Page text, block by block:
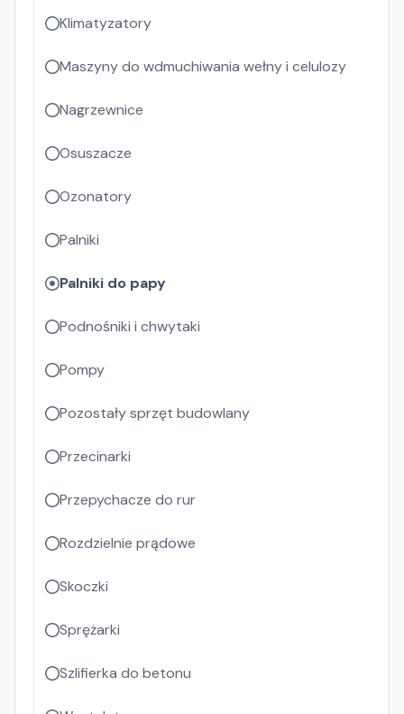
Klimatyzatory
Maszyny do wdmuchiwania wełny i celulozy
Nagrzewnice
Osuszacze
Ozonatory
Palniki
Palniki do papy
Podnośniki i chwytaki
Pompy
Pozostały sprzęt budowlany
Przecinarki
Przepychacze do rur
Rozdzielnie prądowe
Skoczki
Sprężarki
Szlifierka do betonu